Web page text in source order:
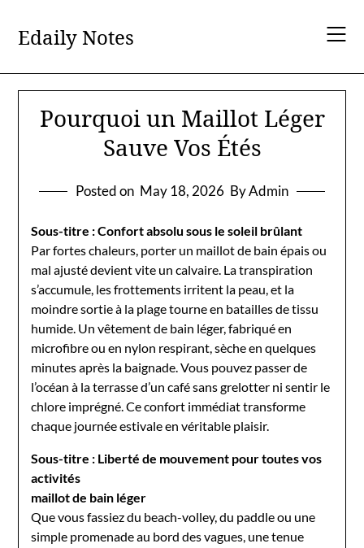
content
Edaily Notes
Pourquoi un Maillot Léger
Sauve Vos Étés
Posted on May 18, 2026 By Admin
Sous-titre : Confort absolu sous le soleil brûlant
Par fortes chaleurs, porter un maillot de bain épais ou
mal ajusté devient vite un calvaire. La transpiration
s’accumule, les frottements irritent la peau, et la
moindre sortie à la plage tourne en batailles de tissu
humide. Un vêtement de bain léger, fabriqué en
microfibre ou en nylon respirant, sèche en quelques
minutes après la baignade. Vous pouvez passer de
l’océan à la terrasse d’un café sans grelotter ni sentir le
chlore imprégné. Ce confort immédiat transforme
chaque journée estivale en véritable plaisir.
Sous-titre : Liberté de mouvement pour toutes vos
activités
maillot de bain léger
Que vous fassiez du beach-volley, du paddle ou une
simple promenade au bord des vagues, une tenue